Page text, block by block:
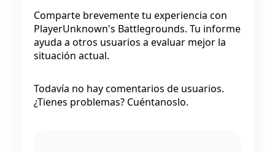
Comparte brevemente tu experiencia con
PlayerUnknown's Battlegrounds. Tu informe
ayuda a otros usuarios a evaluar mejor la
situación actual.
Todavía no hay comentarios de usuarios.
¿Tienes problemas? Cuéntanoslo.